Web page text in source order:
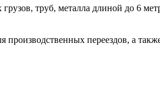
труб, металла длиной до 6
переездов, а